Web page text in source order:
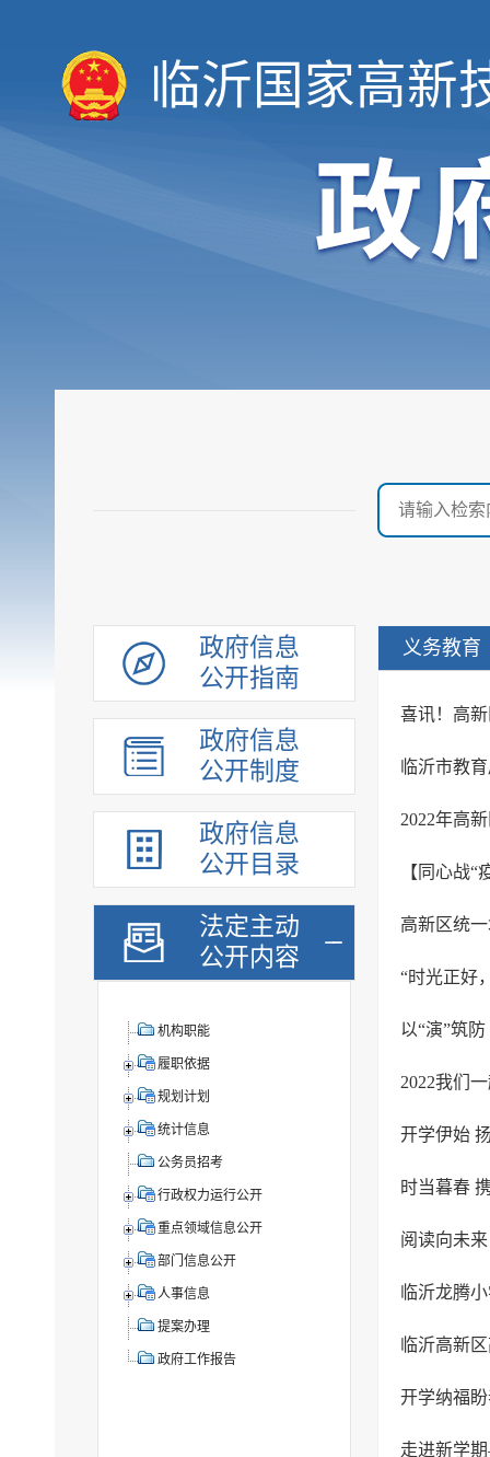
临沂国家高新
政府信息
公开指南
政府信息
公开制度
政府信息
公开目录
法定主动
公开内容
机构职能
履职依据
规划计划
统计信息
公务员招考
行政权力运行公开
重点领域信息公开
部门信息公开
人事信息
提案办理
政府工作报告
义务教育
2022年高
【同心战
高新区统
“时光正好
以“演”筑
开学伊始
时当暮春
临沂龙腾
走进新学